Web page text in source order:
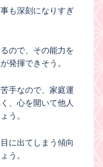
も深刻になりすぎ
ので、その能力を
発揮できそう。
手なので、家庭運
、心を開いて他人
う。
に出てしまう傾向
う。